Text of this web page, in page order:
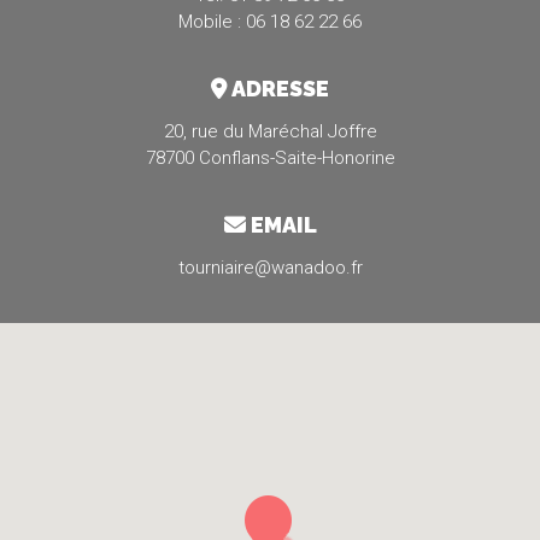
Mobile : 06 18 62 22 66
ADRESSE
20, rue du Maréchal Joffre
78700 Conflans-Saite-Honorine
EMAIL
tourniaire@wanadoo.fr